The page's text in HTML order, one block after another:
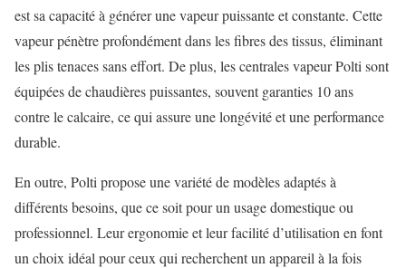
est sa capacité à générer une vapeur puissante et constante. Cette
vapeur pénètre profondément dans les fibres des tissus, éliminant
les plis tenaces sans effort. De plus, les centrales vapeur Polti sont
équipées de chaudières puissantes, souvent garanties 10 ans
contre le calcaire, ce qui assure une longévité et une performance
durable.
En outre, Polti propose une variété de modèles adaptés à
différents besoins, que ce soit pour un usage domestique ou
professionnel. Leur ergonomie et leur facilité d’utilisation en font
un choix idéal pour ceux qui recherchent un appareil à la fois